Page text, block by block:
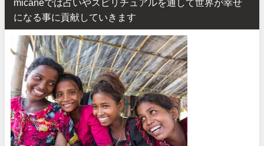
micaneでは占いやスピリチュアルを通して世界が幸せ
になる事に貢献していきます